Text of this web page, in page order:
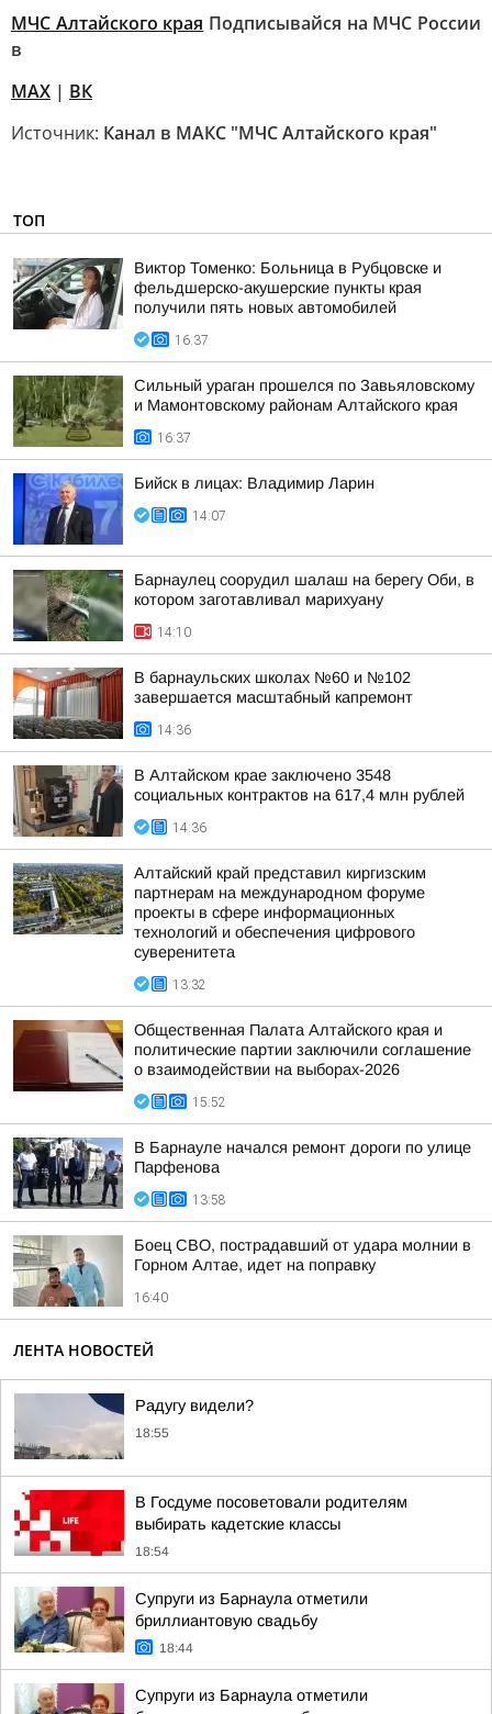
МЧС Алтайского края Подписывайся на МЧС России
в
MAX | ВК
Источник: Канал в МАКС "МЧС Алтайского края"
ТОП
Виктор Томенко: Больница в Рубцовске и
фельдшерско-акушерские пункты края
получили пять новых автомобилей
16:37
Сильный ураган прошелся по Завьяловскому
и Мамонтовскому районам Алтайского края
16:37
Бийск в лицах: Владимир Ларин
14:07
Барнаулец соорудил шалаш на берегу Оби, в
котором заготавливал марихуану
14:10
В барнаульских школах №60 и №102
завершается масштабный капремонт
14:36
В Алтайском крае заключено 3548
социальных контрактов на 617,4 млн рублей
14:36
Алтайский край представил киргизским
партнерам на международном форуме
проекты в сфере информационных
технологий и обеспечения цифрового
суверенитета
13:32
Общественная Палата Алтайского края и
политические партии заключили соглашение
о взаимодействии на выборах-2026
15:52
В Барнауле начался ремонт дороги по улице
Парфенова
13:58
Боец СВО, пострадавший от удара молнии в
Горном Алтае, идет на поправку
16:40
ЛЕНТА НОВОСТЕЙ
Радугу видели?
18:55
В Госдуме посоветовали родителям
выбирать кадетские классы
18:54
Супруги из Барнаула отметили
бриллиантовую свадьбу
18:44
Супруги из Барнаула отметили